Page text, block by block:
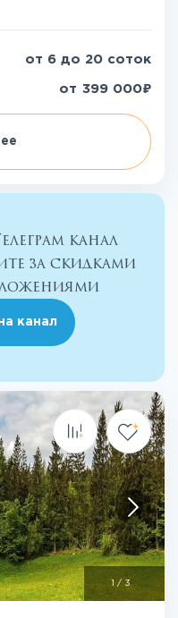
от 6 до 20 соток
от 399 000₽
канал
за скидками
канал
/ 3